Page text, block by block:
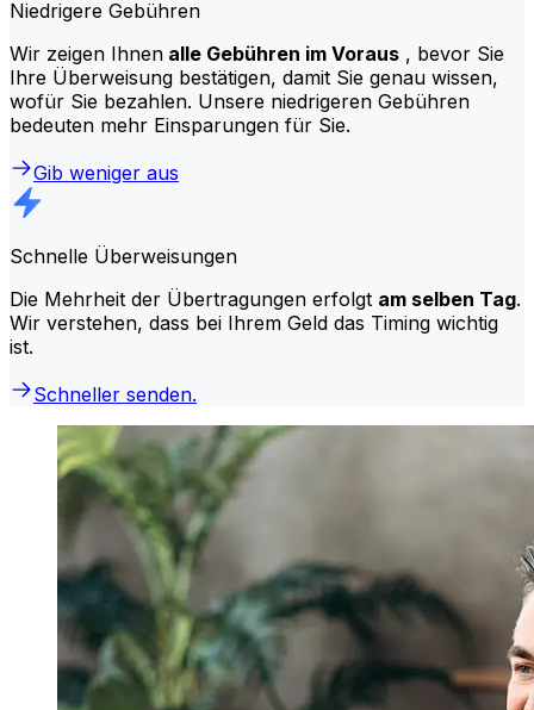
Niedrigere Gebühren
Wir zeigen Ihnen alle Gebühren im Voraus , bevor Sie
Ihre Überweisung bestätigen, damit Sie genau wissen,
wofür Sie bezahlen. Unsere niedrigeren Gebühren
bedeuten mehr Einsparungen für Sie.
Gib weniger aus
Schnelle Überweisungen
Die Mehrheit der Übertragungen erfolgt am selben Tag.
Wir verstehen, dass bei Ihrem Geld das Timing wichtig
ist.
Schneller senden.